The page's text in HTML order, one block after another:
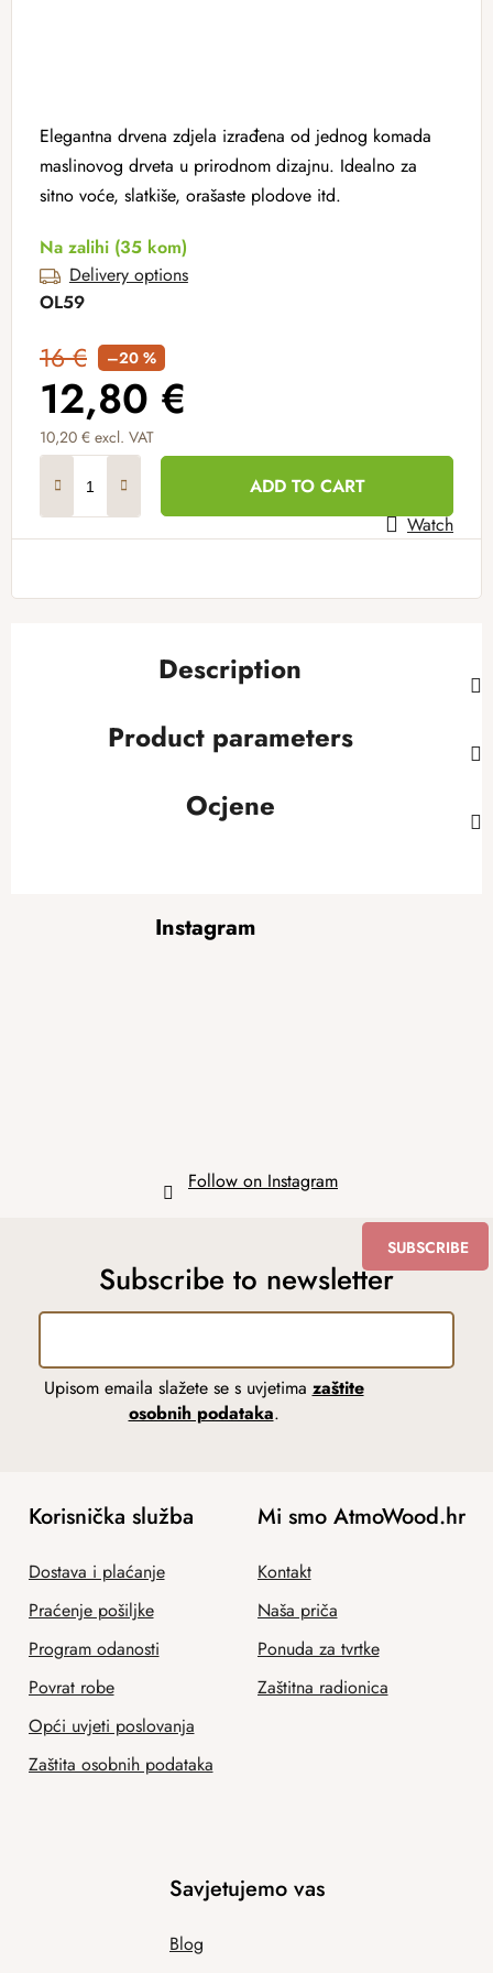
Elegantna drvena zdjela izrađena od jednog komada
maslinovog drveta u prirodnom dizajnu. Idealno za
sitno voće, slatkiše, orašaste plodove itd.
Na zalihi (35 kom)
Delivery options
OL59
16 € –20 %
12,80 €
10,20 € excl. VAT
ADD TO CART
Watch
Description
Product parameters
Ocjene
Instagram
Follow on Instagram
Subscribe to newsletter
Upisom emaila slažete se s uvjetima zaštite
osobnih podataka.
SUBSCRIBE
Korisnička služba
Dostava i plaćanje
Praćenje pošiljke
Program odanosti
Povrat robe
Opći uvjeti poslovanja
Zaštita osobnih podataka
Mi smo AtmoWood.hr
Kontakt
Naša priča
Ponuda za tvrtke
Zaštitna radionica
Savjetujemo vas
Blog